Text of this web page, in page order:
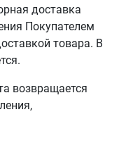
доставка
Покупателем
товара. В
возвращается